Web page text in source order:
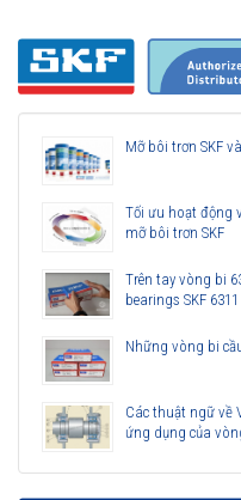
Mỡ bôi trơn SKF
Tối ưu hoạt động
mỡ bôi trơn SKF
Trên tay vòng bi
bearings SKF 6311
Những vòng bi
Các thuật ngữ về
ứng dụng của